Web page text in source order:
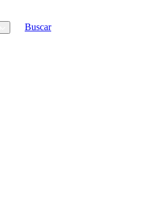
Buscar